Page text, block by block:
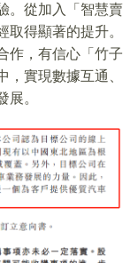
。從加入「智慧賣
得顯著的提升。
作，有信心「竹子
實現數據互通、
展。